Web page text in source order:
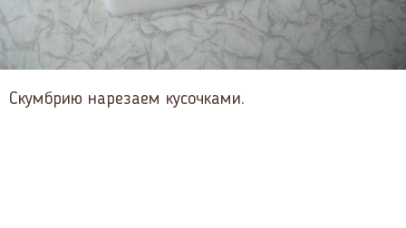
Скумбрию нарезаем кусочками.